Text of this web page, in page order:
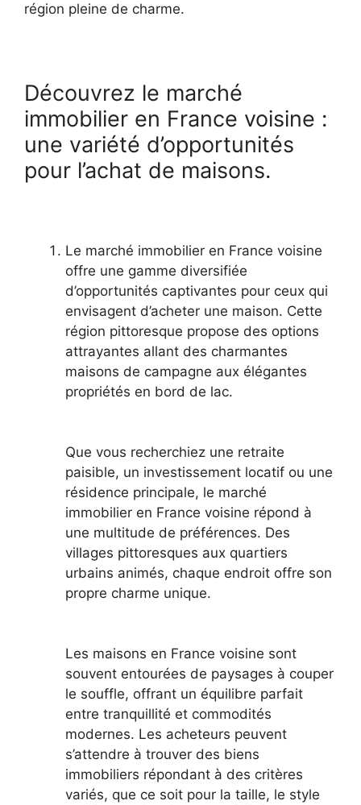
région pleine de charme.
Découvrez le marché
immobilier en France voisine :
une variété d’opportunités
pour l’achat de maisons.
Le marché immobilier en France voisine
offre une gamme diversifiée
d’opportunités captivantes pour ceux qui
envisagent d’acheter une maison. Cette
région pittoresque propose des options
attrayantes allant des charmantes
maisons de campagne aux élégantes
propriétés en bord de lac.
Que vous recherchiez une retraite
paisible, un investissement locatif ou une
résidence principale, le marché
immobilier en France voisine répond à
une multitude de préférences. Des
villages pittoresques aux quartiers
urbains animés, chaque endroit offre son
propre charme unique.
Les maisons en France voisine sont
souvent entourées de paysages à couper
le souffle, offrant un équilibre parfait
entre tranquillité et commodités
modernes. Les acheteurs peuvent
s’attendre à trouver des biens
immobiliers répondant à des critères
variés, que ce soit pour la taille, le style